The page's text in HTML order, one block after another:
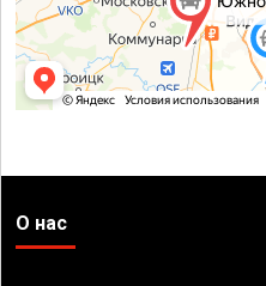
О нас